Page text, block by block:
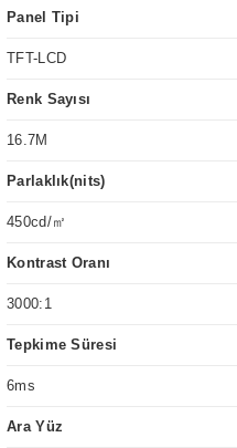
Panel Tipi
TFT-LCD
Renk Sayısı
16.7M
Parlaklık(nits)
450cd/㎡
Kontrast Oranı
3000:1
Tepkime Süresi
6ms
Ara Yüz